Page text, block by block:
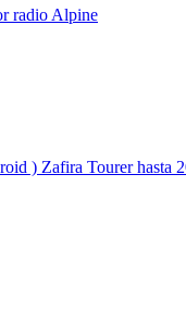
radio Alpine
) Zafira Tourer hasta